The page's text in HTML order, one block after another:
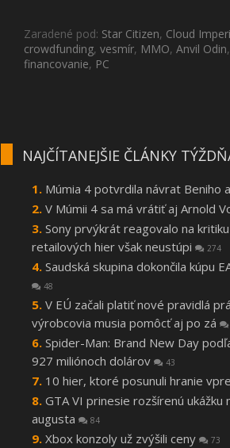
Zaradené pod: Star Citizen, Cloud
crowdfunding, vesmír, MMO, Anvil Odin,
financovanie, PC
NAJČÍTANEJŠIE ČLÁNKY
Múmia 4 potvrdila návrat Beniho
V Múmii 4 sa má vrátiť aj Arnold
Sony prvýkrát reagovalo na
retailových hier však neustúpi
274
Saudská skupina dokončila kúpu
48
V EÚ začali platiť nové pravidlá
výrobcovia musia pomôcť aj po zá
Spider-Man: Brand New Day
927 miliónoch dolárov
43
10 hier, ktoré posunuli hranie
GTA VI prinesie rozšírenú ukážku
augusta
84
Xbox konzoly už zvýšili ceny 73